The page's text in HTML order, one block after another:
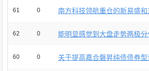
61 0 南方科技领航重仓的新易盛
62 0 能明显感觉到大盘走势两极
60 0 关于提高嘉合磐昇纯债债券